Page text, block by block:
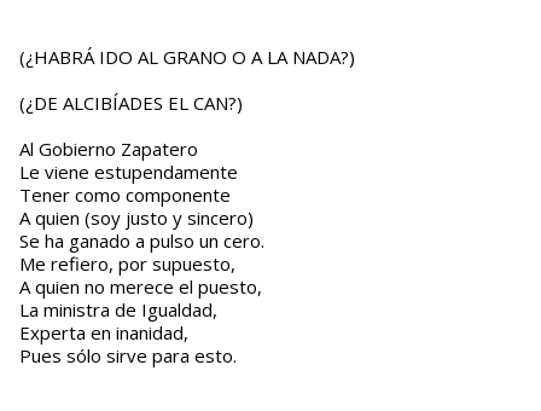
(¿HABRÁ IDO AL GRANO O A LA NADA?)
(¿DE ALCIBÍADES EL CAN?)
Al Gobierno Zapatero
Le viene estupendamente
Tener como componente
A quien (soy justo y sincero)
Se ha ganado a pulso un cero.
Me refiero, por supuesto,
A quien no merece el puesto,
La ministra de Igualdad,
Experta en inanidad,
Pues sólo sirve para esto.